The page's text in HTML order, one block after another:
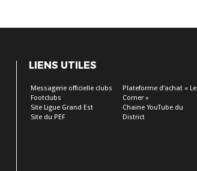
LIENS UTILES
Messagerie officielle clubs
Footclubs
Site Ligue Grand Est
Site du PEF
Plateforme d’achat « Le
Corner »
Chaine YouTube du
District